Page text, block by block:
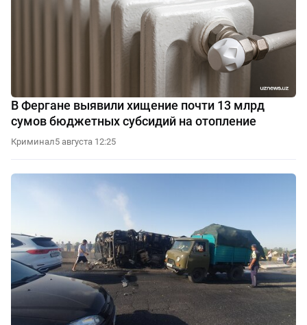
В Фергане выявили хищение почти 13 млрд
сумов бюджетных субсидий на отопление
Криминал5 августа 12:25